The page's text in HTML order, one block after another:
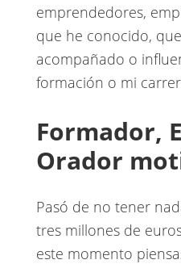
emprendedores,
que he conocido,
acompañado o
formación o mi
Formador,
Orador
Pasó de no tener
tres millones de
este momento